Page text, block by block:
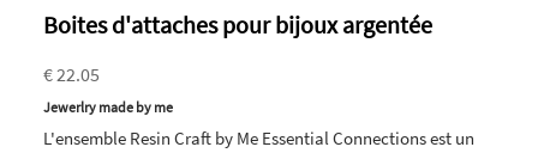
Boites d'attaches pour bijoux argentée
€ 22.05
Jewerlry made by me
L'ensemble Resin Craft by Me Essential Connections est un